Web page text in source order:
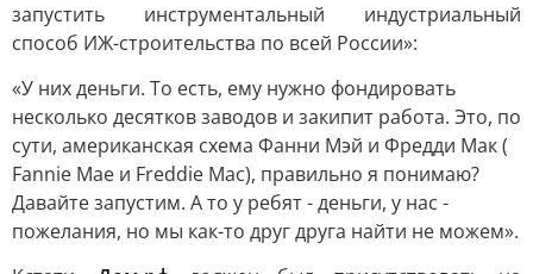
запустить инструментальный индустриальный
способ ИЖ-строительства по всей России»:
«У них деньги. То есть, ему нужно фондировать
несколько десятков заводов и закипит работа. Это, по
сути, американская схема Фанни Мэй и Фредди Мак (
Fannie Mae и Freddie Mac), правильно я понимаю?
Давайте запустим. А то у ребят - деньги, у нас -
пожелания, но мы как-то друг друга найти не можем».